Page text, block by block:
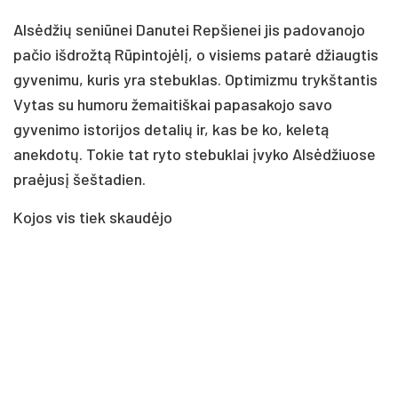
Alsėdžių seniūnei Danutei Repšienei jis padovanojo
pačio išdrožtą Rūpintojėlį, o visiems patarė džiaugtis
gyvenimu, kuris yra stebuklas. Optimizmu trykštantis
Vytas su humoru žemaitiškai papasakojo savo
gyvenimo istorijos detalių ir, kas be ko, keletą
anekdotų. Tokie tat ryto stebuklai įvyko Alsėdžiuose
praėjusį šeštadien.
Kojos vis tiek skaudėjo